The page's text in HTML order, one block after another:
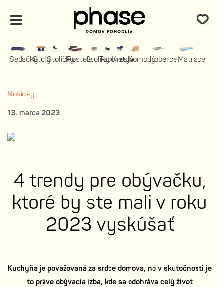
SedačkyStolyStoličkyPosteleStolíkyTaburety
KresláKomodyKoberceMatrace
Novinky
13. marca 2023
4 trendy pre obývačku,
ktoré by ste mali v roku
2023 vyskúšať
Kuchyňa je považovaná za srdce domova, no v skutočnosti je
to práve obývacia izba, kde sa odohráva celý život